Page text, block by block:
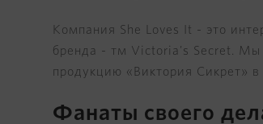
Компания She Loves It - это
бренда - тм Victoria's Secret. Мы
продукцию «Виктория Сикрет»
Фанаты своего